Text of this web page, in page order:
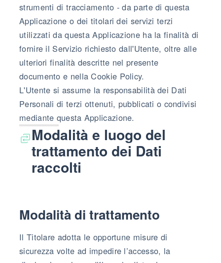
strumenti di tracciamento - da parte di questa
Applicazione o dei titolari dei servizi terzi
utilizzati da questa Applicazione ha la finalità di
fornire il Servizio richiesto dall'Utente, oltre alle
ulteriori finalità descritte nel presente
documento e nella Cookie Policy.
L'Utente si assume la responsabilità dei Dati
Personali di terzi ottenuti, pubblicati o condivisi
mediante questa Applicazione.
Modalità e luogo del
trattamento dei Dati
raccolti
Modalità di trattamento
Il Titolare adotta le opportune misure di
sicurezza volte ad impedire l’accesso, la